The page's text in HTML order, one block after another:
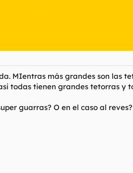
MIentras más grandes son las
todas tienen grandes tetorras y
guarras? O en el caso al